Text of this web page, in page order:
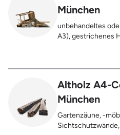
München
unbehandeltes
A3), gestrichenes
Lackierung ),
Schrauben oder
Holz (z.B. Paletten,
Altholz A4-
München
Gartenzäune, -